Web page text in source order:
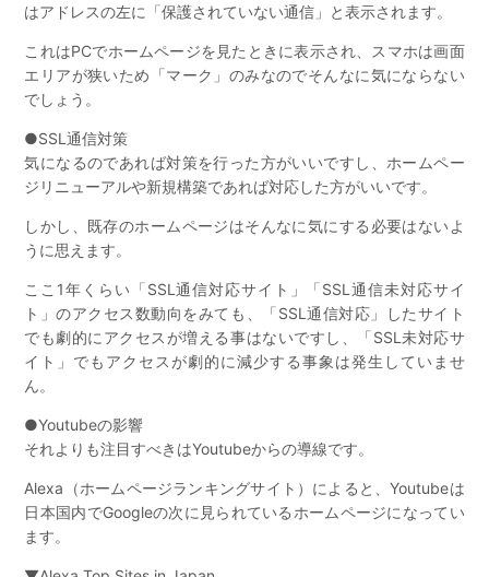
はアドレスの左に「保護されていない通信」と表示されます。
これはPCでホームページを見たときに表示され、スマホは画面
エリアが狭いため「マーク」のみなのでそんなに気にならない
でしょう。
●SSL通信対策
気になるのであれば対策を行った方がいいですし、ホームペー
ジリニューアルや新規構築であれば対応した方がいいです。
しかし、既存のホームページはそんなに気にする必要はないよ
うに思えます。
ここ1年くらい「SSL通信対応サイト」「SSL通信未対応サイ
ト」のアクセス数動向をみても、「SSL通信対応」したサイト
でも劇的にアクセスが増える事はないですし、「SSL未対応サ
イト」でもアクセスが劇的に減少する事象は発生していませ
ん。
●Youtubeの影響
それよりも注目すべきはYoutubeからの導線です。
Alexa（ホームページランキングサイト）によると、Youtubeは
日本国内でGoogleの次に見られているホームページになってい
ます。